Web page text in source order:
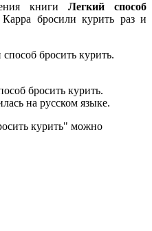
книги Легкий способ
бросили курить раз и
бросить курить.
на русском языке.
курить" можно